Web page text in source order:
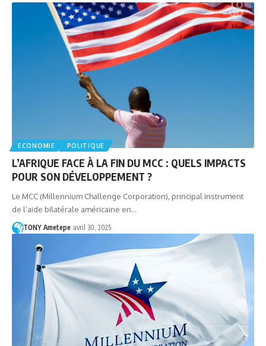
ECONOMIE POLITIQUE
L’AFRIQUE FACE À LA FIN DU MCC : QUELS IMPACTS
POUR SON DÉVELOPPEMENT ?
Le MCC (Millennium Challenge Corporation), principal instrument
de l’aide bilatérale américaine en…
TONY Ametepe avril 30, 2025